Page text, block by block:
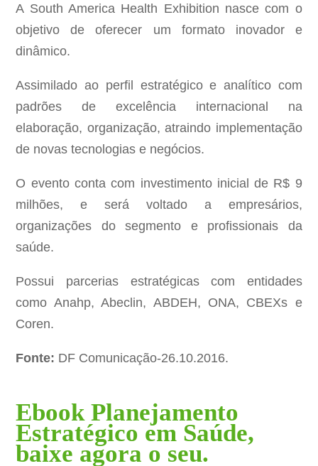
A South America Health Exhibition nasce com o
objetivo de oferecer um formato inovador e
dinâmico.
Assimilado ao perfil estratégico e analítico com
padrões de excelência internacional na
elaboração, organização, atraindo implementação
de novas tecnologias e negócios.
O evento conta com investimento inicial de R$ 9
milhões, e será voltado a empresários,
organizações do segmento e profissionais da
saúde.
Possui parcerias estratégicas com entidades
como Anahp, Abeclin, ABDEH, ONA, CBEXs e
Coren.
Fonte: DF Comunicação-26.10.2016.
Ebook Planejamento
Estratégico em Saúde,
baixe agora o seu.